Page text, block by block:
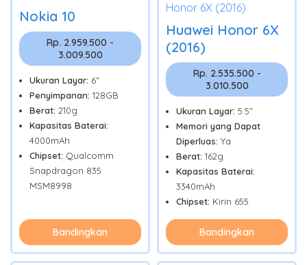
Nokia 10
Rp. 2.959.500 -
3.009.500
Ukuran Layar: 6"
Penyimpanan: 128GB
Berat: 210g
Kapasitas Baterai:
4000mAh
Chipset: Qualcomm
Snapdragon 835
MSM8998
Bandingkan
Huawei Honor 6X
(2016)
Rp. 2.535.500 -
3.010.500
Ukuran Layar: 5.5"
Memori yang Dapat
Diperluas: Ya
Berat: 162g
Kapasitas Baterai:
3340mAh
Chipset: Kirin 655
Bandingkan